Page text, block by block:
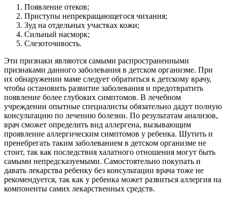
Появление отеков;
Приступы непрекращающегося чихания;
Зуд на отдельных участках кожи;
Сильный насморк;
Слезоточивость.
Эти признаки являются самыми распространенными
признаками данного заболевания в детском организме. При
их обнаружении маме следует обратиться к детскому врачу,
чтобы остановить развитие заболевания и предотвратить
появление более глубоких симптомов. В лечебном
учреждении опытные специалисты обязательно дадут полную
консультацию по лечению болезни. По результатам анализов,
врач сможет определить вид аллергена, вызывающим
проявление аллергическим симптомов у ребенка. Шутить и
пренебрегать таким заболеванием в детском организме не
стоит, так как последствия халатного отношения могут быть
самыми непредсказуемыми. Самостоятельно покупать и
давать лекарства ребенку без консультации врача тоже не
рекомендуется, так как у ребенка может развиться аллергия на
компоненты самих лекарственных средств.